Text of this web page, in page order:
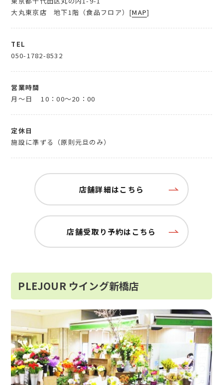
大丸東京店 地下1階（食品フロア）[MAP]
TEL
050-1782-8532
営業時間
月～日
10：00～20：00
定休日
施設に準ずる（原則元旦のみ）
店舗詳細はこちら
店舗受取り予約はこちら
PLEJOUR ウイング新橋店